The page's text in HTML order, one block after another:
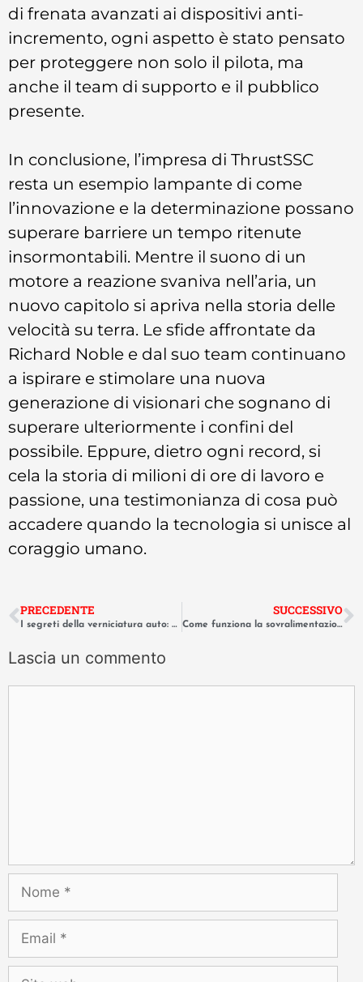
di frenata avanzati ai dispositivi anti-
incremento, ogni aspetto è stato pensato
per proteggere non solo il pilota, ma
anche il team di supporto e il pubblico
presente.
In conclusione, l’impresa di ThrustSSC
resta un esempio lampante di come
l’innovazione e la determinazione possano
superare barriere un tempo ritenute
insormontabili. Mentre il suono di un
motore a reazione svaniva nell’aria, un
nuovo capitolo si apriva nella storia delle
velocità su terra. Le sfide affrontate da
Richard Noble e dal suo team continuano
a ispirare e stimolare una nuova
generazione di visionari che sognano di
superare ulteriormente i confini del
possibile. Eppure, dietro ogni record, si
cela la storia di milioni di ore di lavoro e
passione, una testimonianza di cosa può
accadere quando la tecnologia si unisce al
coraggio umano.
PRECEDENTE
I segreti della verniciatura auto: dal monostrato al triplo strato.
SUCCESSIVO
Come funziona la sovralimentazione sequenziale: il caso della Supra.
Lascia un commento